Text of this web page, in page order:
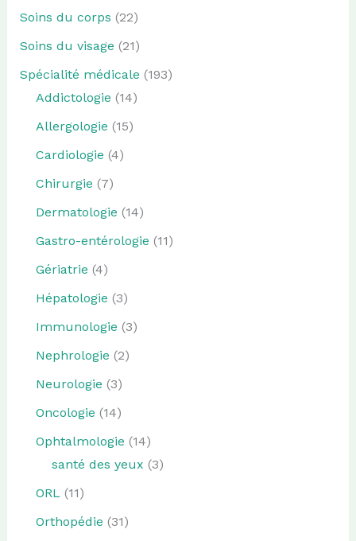
Soins du corps (22)
Soins du visage (21)
Spécialité médicale (193)
Addictologie (14)
Allergologie (15)
Cardiologie (4)
Chirurgie (7)
Dermatologie (14)
Gastro-entérologie (11)
Gériatrie (4)
Hépatologie (3)
Immunologie (3)
Nephrologie (2)
Neurologie (3)
Oncologie (14)
Ophtalmologie (14)
santé des yeux (3)
ORL (11)
Orthopédie (31)